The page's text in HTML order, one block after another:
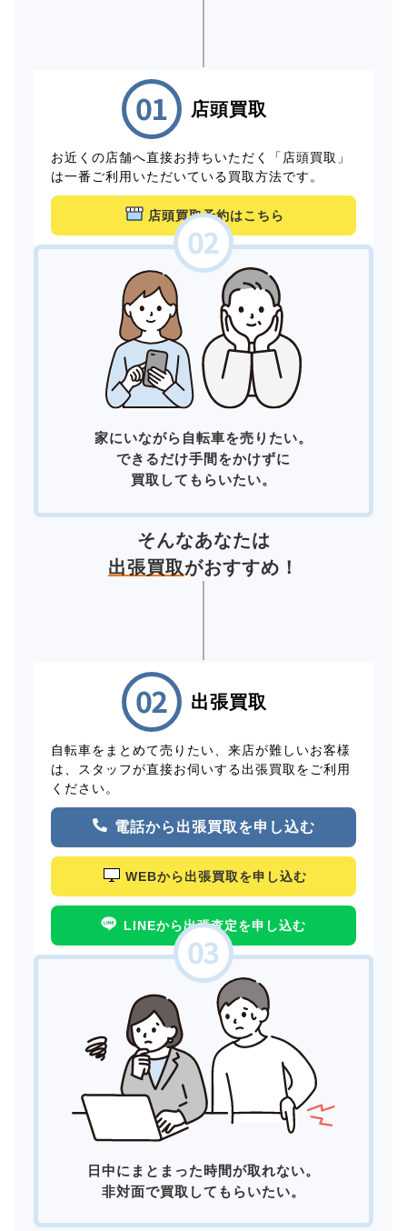
店頭買取
お近くの店舗へ直接お持ちいただく「店頭買取」
は一番ご利用いただいている買取方法です。
店頭買取予約はこちら
家にいながら自転車を売りたい。
できるだけ手間をかけずに
買取してもらいたい。
そんなあなたは
出張買取がおすすめ！
出張買取
自転車をまとめて売りたい、来店が難しいお客様
は、スタッフが直接お伺いする出張買取をご利用
ください。
電話から出張買取を申し込む
WEBから出張買取を申し込む
LINEから出張査定を申し込む
日中にまとまった時間が取れない。
非対面で買取してもらいたい。